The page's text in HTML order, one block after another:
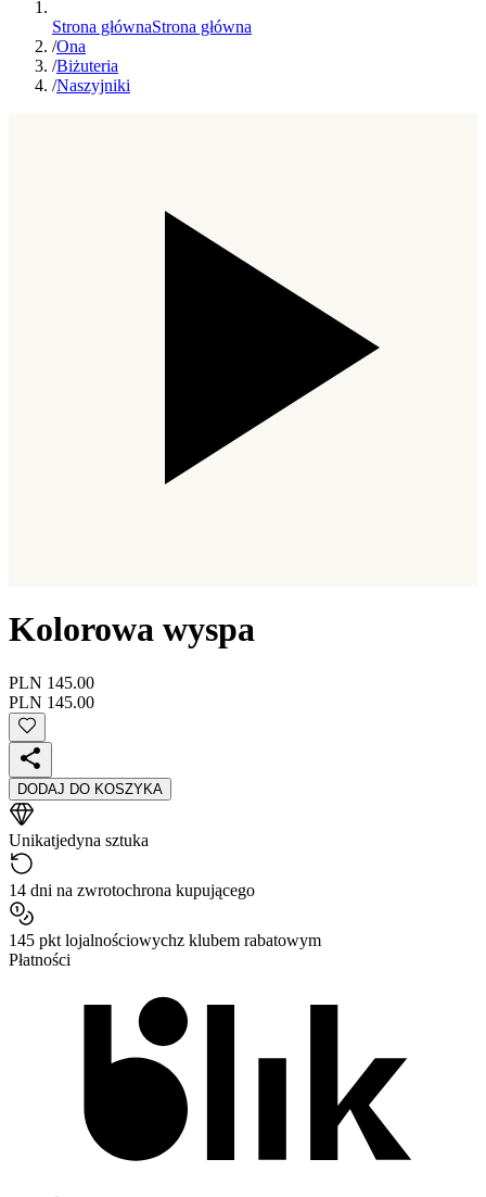
Strona głównaStrona główna
/Ona
/Biżuteria
/Naszyjniki
Kolorowa wyspa
PLN 145.00
PLN 145.00
DODAJ DO KOSZYKA
Unikatjedyna sztuka
14 dni na zwrotochrona kupującego
145 pkt lojalnościowychz klubem rabatowym
Płatności